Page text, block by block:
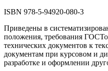
ISBN 978-5-94920-080-3
Приведены в
положения, требования
технических документов к
документам при курсовом и
разработке и оформлении